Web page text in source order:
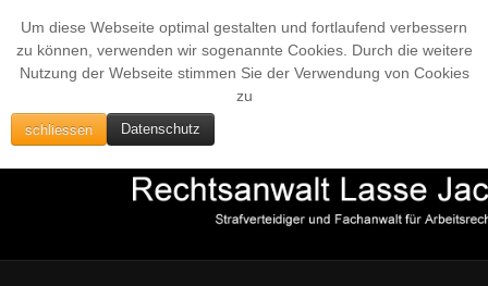
Um diese Webseite optimal gestalten und fortlaufend verbessern
zu können, verwenden wir sogenannte Cookies. Durch die weitere
Nutzung der Webseite stimmen Sie der Verwendung von Cookies
zu
schliessen Datenschutz